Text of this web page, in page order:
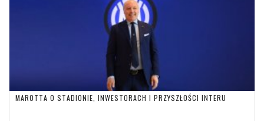
MAROTTA O STADIONIE, INWESTORACH I PRZYSZŁOŚCI INTERU